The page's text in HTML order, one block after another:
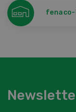
fenaco-